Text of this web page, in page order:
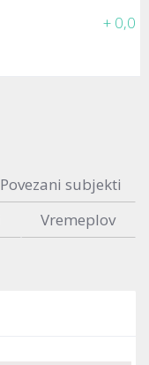
+ 0,0
Povezani subjekti
Vremeplov